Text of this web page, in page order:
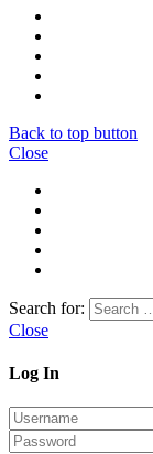
Back to top button
Close
Search for:
Close
Log In